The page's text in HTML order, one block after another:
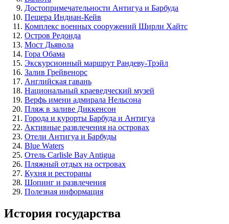
Достопримечательности Антигуа и Барбуда
Пещера Индиан-Кейв
Комплекс военных сооружений Ширли Хайтс
Остров Редонда
Мост Дьявола
Гора Обама
Экскурсионный маршрут Рандеву-Трэйл
Залив Грейвенорс
Английская гавань
Национальный краеведческий музей
Верфь имени адмирала Нельсона
Пляж в заливе Диккенсон
Города и курорты Барбуда и Антигуа
Активные развлечения на островах
Отели Антигуа и Барбуды
Blue Waters
Отель Carlisle Bay Antigua
Пляжный отдых на островах
Кухня и рестораны
Шопинг и развлечения
Полезная информация
История государства